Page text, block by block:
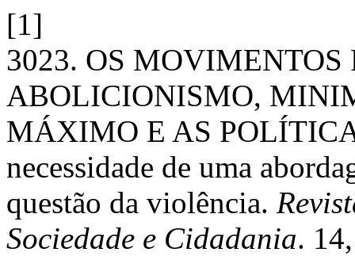
[1]
3023. OS
ABOLICIONISMO,
MÁXIMO E AS
necessidade de uma
questão da violência.
Sociedade e Cidadania.